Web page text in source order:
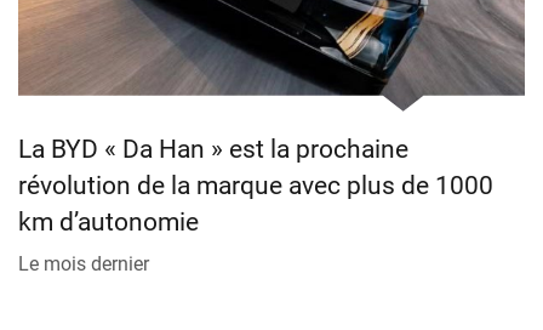
La BYD « Da Han » est la prochaine
révolution de la marque avec plus de 1000
km d’autonomie
Le mois dernier